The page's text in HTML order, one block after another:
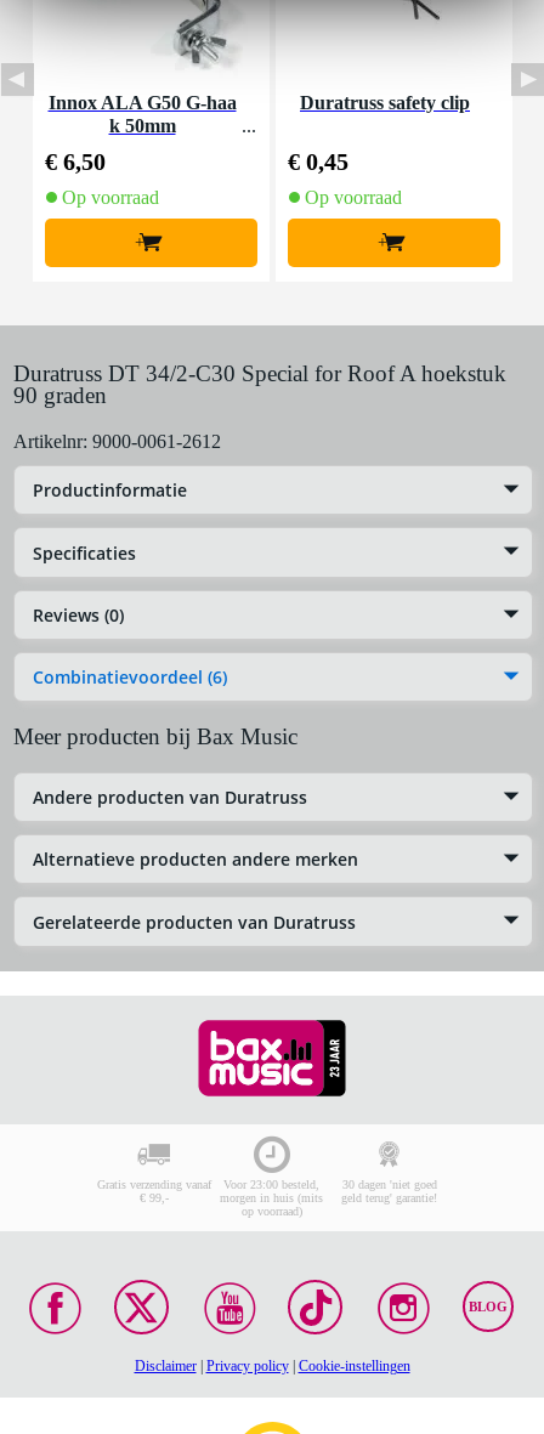
Innox ALA G50 G-haa
k 50mm
€ 6,50
Op voorraad
+
Duratruss safety clip
€ 0,45
Op voorraad
+
Duratruss DT 34/2-C30 Special for Roof A hoekstuk
90 graden
Artikelnr: 9000-0061-2612
Productinformatie
Specificaties
Reviews (0)
Combinatievoordeel (6)
Meer producten bij Bax Music
Andere producten van Duratruss
Alternatieve producten andere merken
Gerelateerde producten van Duratruss
Gratis verzending vanaf
€ 99,-
Voor 23:00 besteld,
morgen in huis (mits
op voorraad)
30 dagen 'niet goed
geld terug' garantie!
BLOG
Disclaimer| Privacy policy| Cookie-instellingen